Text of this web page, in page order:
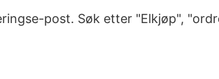
post. Søk etter "Elkjøp",